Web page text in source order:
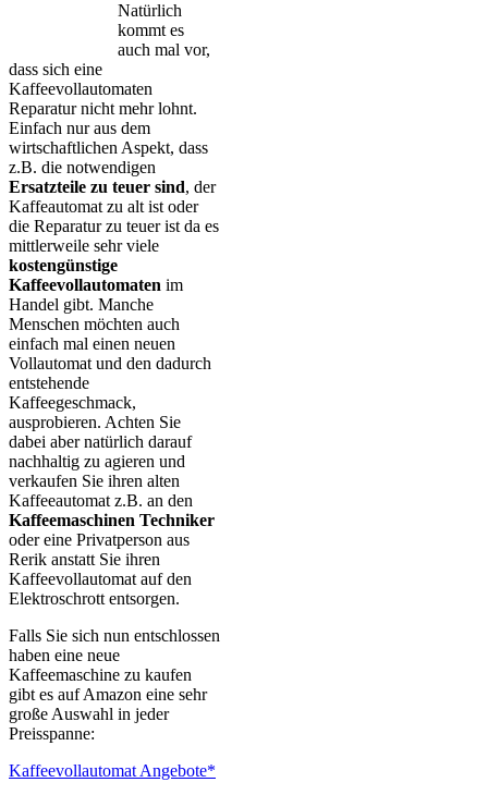
Natürlich
kommt es
auch mal vor,
dass sich eine
Kaffeevollautomaten
Reparatur nicht mehr lohnt.
Einfach nur aus dem
wirtschaftlichen Aspekt, dass
z.B. die notwendigen
Ersatzteile zu teuer sind, der
Kaffeautomat zu alt ist oder
die Reparatur zu teuer ist da es
mittlerweile sehr viele
kostengünstige
Kaffeevollautomaten im
Handel gibt. Manche
Menschen möchten auch
einfach mal einen neuen
Vollautomat und den dadurch
entstehende
Kaffeegeschmack,
ausprobieren. Achten Sie
dabei aber natürlich darauf
nachhaltig zu agieren und
verkaufen Sie ihren alten
Kaffeeautomat z.B. an den
Kaffeemaschinen Techniker
oder eine Privatperson aus
Rerik anstatt Sie ihren
Kaffeevollautomat auf den
Elektroschrott entsorgen.
Falls Sie sich nun entschlossen
haben eine neue
Kaffeemaschine zu kaufen
gibt es auf Amazon eine sehr
große Auswahl in jeder
Preisspanne:
Kaffeevollautomat Angebote*